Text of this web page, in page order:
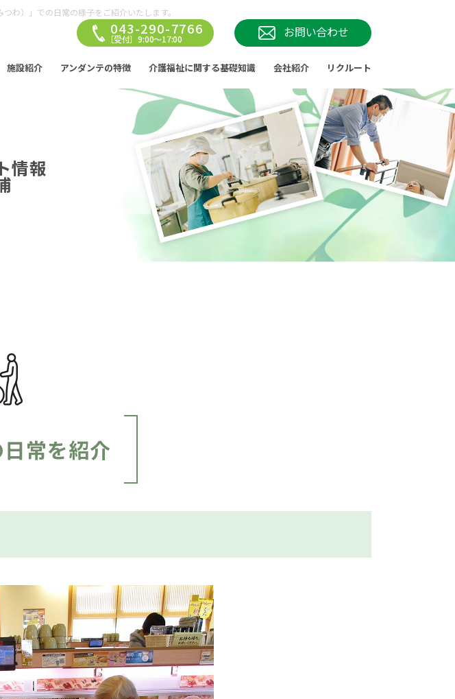
わ）」での日常の様子をご紹介いたします。
043-290-7766
［受付］9:00～17:00 お問い合わせ
施設紹介 アンダンテの特徴 介護福祉に関する基礎知識 会社紹介 リクルート
情報
常を紹介